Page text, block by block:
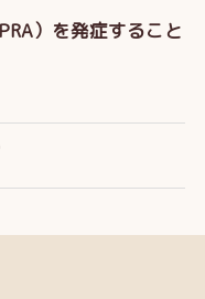
）を発症すること